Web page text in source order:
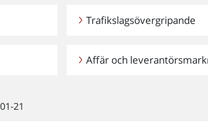
Trafikslagsövergripande
Affär och
21